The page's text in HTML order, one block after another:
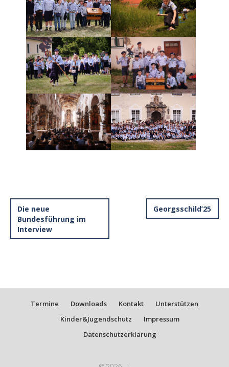
Die neue
Bundesführung im
Interview
Georgsschild’25
Termine Downloads Kontakt
Unterstützen
Kinder&Jugendschutz
Impressum
Datenschutzerklärung